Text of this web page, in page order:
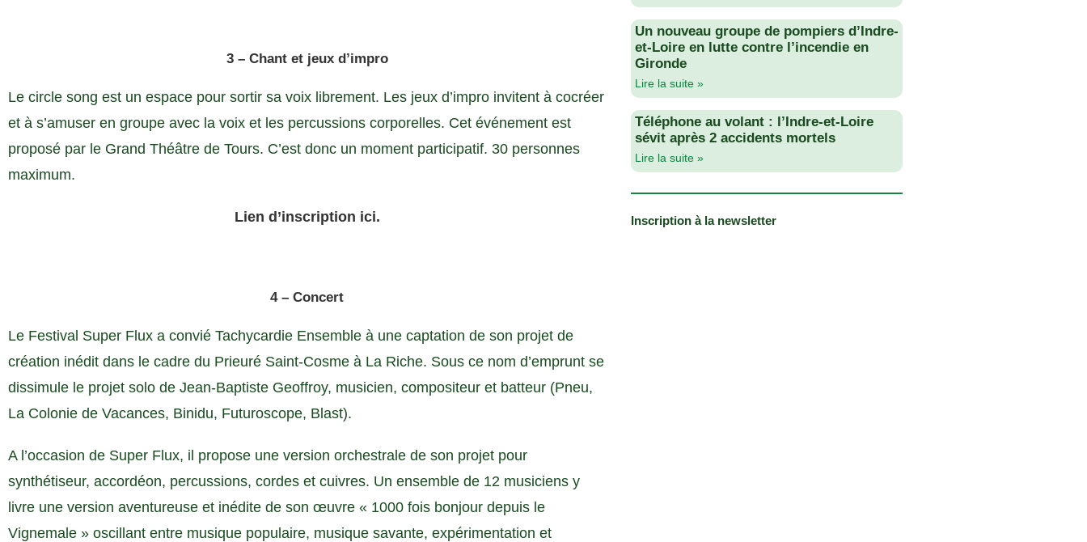
3 – Chant et jeux d’impro
Le circle song est un espace pour sortir sa voix librement. Les jeux d’impro invitent à cocréer
et à s’amuser en groupe avec la voix et les percussions corporelles. Cet événement est
proposé par le Grand Théâtre de Tours. C’est donc un moment participatif. 30 personnes
maximum.
Lien d’inscription ici.
4 – Concert
Le Festival Super Flux a convié Tachycardie Ensemble à une captation de son projet de
création inédit dans le cadre du Prieuré Saint-Cosme à La Riche. Sous ce nom d’emprunt se
dissimule le projet solo de Jean-Baptiste Geoffroy, musicien, compositeur et batteur (Pneu,
La Colonie de Vacances, Binidu, Futuroscope, Blast).
A l’occasion de Super Flux, il propose une version orchestrale de son projet pour
synthétiseur, accordéon, percussions, cordes et cuivres. Un ensemble de 12 musiciens y
livre une version aventureuse et inédite de son œuvre « 1000 fois bonjour depuis le
Vignemale » oscillant entre musique populaire, musique savante, expérimentation et
Un nouveau groupe de pompiers d’Indre-
et-Loire en lutte contre l’incendie en
Gironde
Lire la suite »
Téléphone au volant : l’Indre-et-Loire
sévit après 2 accidents mortels
Lire la suite »
Inscription à la newsletter